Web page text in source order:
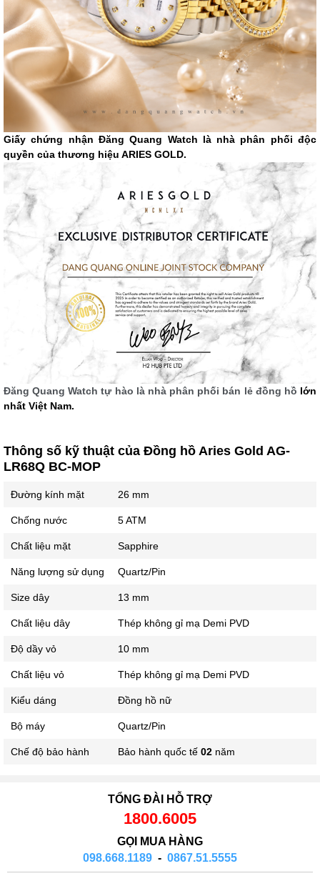
Giấy chứng nhận Đăng Quang Watch là nhà phân phối độc
quyền của thương hiệu ARIES GOLD.
Đăng Quang Watch tự hào là nhà phân phối bán lẻ đồng hồ lớn
nhất Việt Nam.
Thông số kỹ thuật của Đồng hồ Aries Gold AG-
LR68Q BC-MOP
Đường kính mặt 26 mm
Chống nước 5 ATM
Chất liệu mặt Sapphire
Năng lượng sử dụng Quartz/Pin
Size dây 13 mm
Chất liệu dây Thép không gỉ mạ Demi PVD
Độ dầy vỏ 10 mm
Chất liệu vỏ Thép không gỉ mạ Demi PVD
Kiểu dáng Đồng hồ nữ
Bộ máy Quartz/Pin
Chế độ bảo hành Bảo hành quốc tế 02 năm
TỔNG ĐÀI HỖ TRỢ
1800.6005
GỌI MUA HÀNG
098.668.1189 - 0867.51.5555